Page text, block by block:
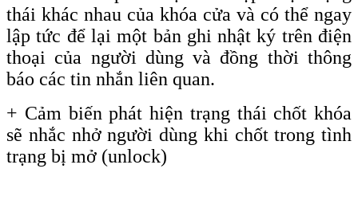
thái khác nhau của khóa cửa và có thể ngay
lập tức để lại một bản ghi nhật ký trên điện
thoại của người dùng và đồng thời thông
báo các tin nhắn liên quan.
+ Cảm biến phát hiện trạng thái chốt khóa
sẽ nhắc nhở người dùng khi chốt trong tình
trạng bị mở (unlock)